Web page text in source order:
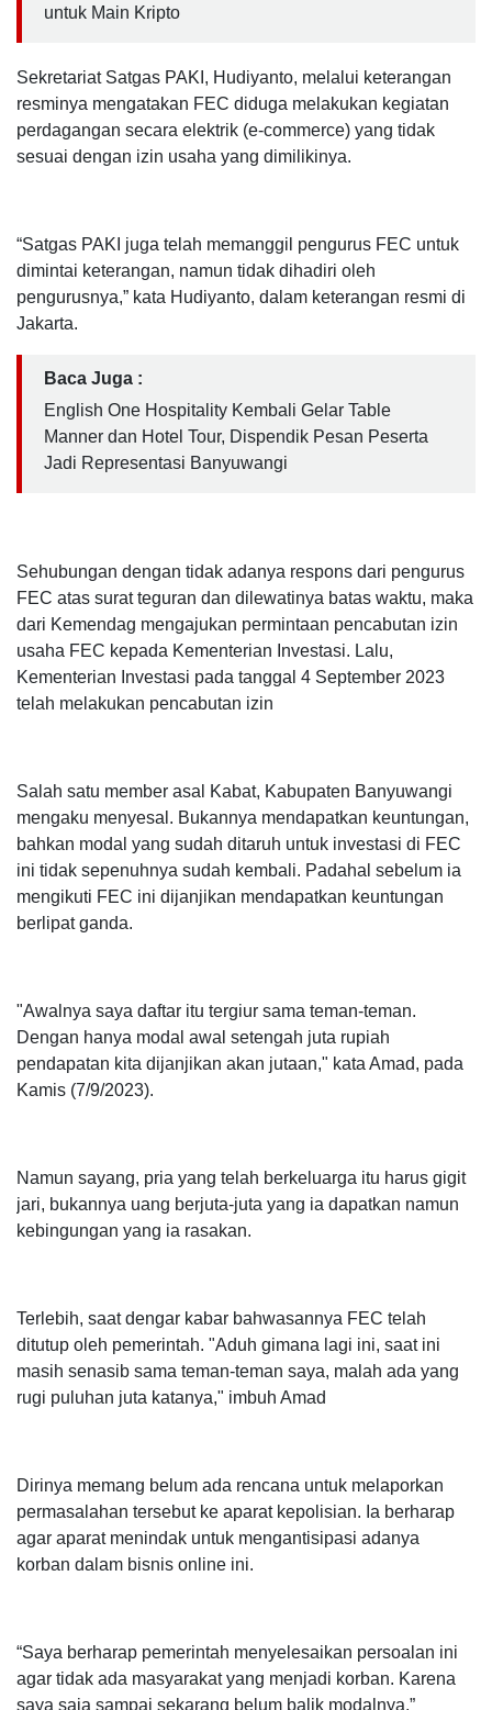
untuk Main Kripto
Sekretariat Satgas PAKI, Hudiyanto, melalui keterangan
resminya mengatakan FEC diduga melakukan kegiatan
perdagangan secara elektrik (e-commerce) yang tidak
sesuai dengan izin usaha yang dimilikinya.
“Satgas PAKI juga telah memanggil pengurus FEC untuk
dimintai keterangan, namun tidak dihadiri oleh
pengurusnya,” kata Hudiyanto, dalam keterangan resmi di
Jakarta.
Baca Juga :
English One Hospitality Kembali Gelar Table
Manner dan Hotel Tour, Dispendik Pesan Peserta
Jadi Representasi Banyuwangi
Sehubungan dengan tidak adanya respons dari pengurus
FEC atas surat teguran dan dilewatinya batas waktu, maka
dari Kemendag mengajukan permintaan pencabutan izin
usaha FEC kepada Kementerian Investasi. Lalu,
Kementerian Investasi pada tanggal 4 September 2023
telah melakukan pencabutan izin
Salah satu member asal Kabat, Kabupaten Banyuwangi
mengaku menyesal. Bukannya mendapatkan keuntungan,
bahkan modal yang sudah ditaruh untuk investasi di FEC
ini tidak sepenuhnya sudah kembali. Padahal sebelum ia
mengikuti FEC ini dijanjikan mendapatkan keuntungan
berlipat ganda.
"Awalnya saya daftar itu tergiur sama teman-teman.
Dengan hanya modal awal setengah juta rupiah
pendapatan kita dijanjikan akan jutaan," kata Amad, pada
Kamis (7/9/2023).
Namun sayang, pria yang telah berkeluarga itu harus gigit
jari, bukannya uang berjuta-juta yang ia dapatkan namun
kebingungan yang ia rasakan.
Terlebih, saat dengar kabar bahwasannya FEC telah
ditutup oleh pemerintah. "Aduh gimana lagi ini, saat ini
masih senasib sama teman-teman saya, malah ada yang
rugi puluhan juta katanya," imbuh Amad
Dirinya memang belum ada rencana untuk melaporkan
permasalahan tersebut ke aparat kepolisian. Ia berharap
agar aparat menindak untuk mengantisipasi adanya
korban dalam bisnis online ini.
“Saya berharap pemerintah menyelesaikan persoalan ini
agar tidak ada masyarakat yang menjadi korban. Karena
saya saja sampai sekarang belum balik modalnya,”